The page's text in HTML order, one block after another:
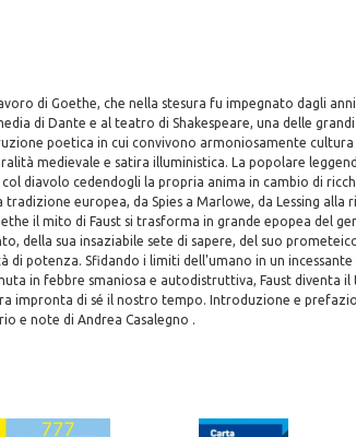
di Goethe, che nella stesura fu impegnato dagli
di Dante e al teatro di Shakespeare, una delle
poetica in cui convivono armoniosamente cultura
medievale e satira illuministica. La popolare
diavolo cedendogli la propria anima in cambio di
europea, da Spies a Marlowe, da Lessing alla
il mito di Faust si trasforma in grande epopea del
della sua insaziabile sete di sapere, del suo
di potenza. Sfidando i limiti dell'umano in un
in febbre smaniosa e autodistruttiva, Faust diventa
impronta di sé il nostro tempo. Introduzione e
e note di Andrea Casalegno .